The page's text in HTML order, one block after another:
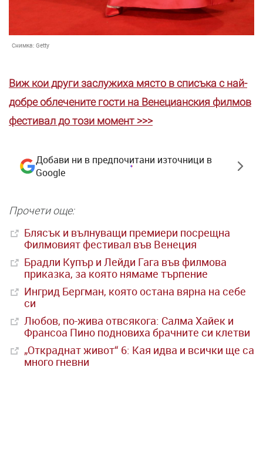
Снимка: Getty
Виж кои други заслужиха място в списъка с най-
добре облечените гости на Венецианския филмов
фестивал до този момент >>>
Добави ни в предпочитани източници в
Google
Прочети още:
Блясък и вълнуващи премиери посрещна
Филмовият фестивал във Венеция
Брадли Купър и Лейди Гага във филмова
приказка, за която нямаме търпение
Ингрид Бергман, която остана вярна на себе
си
Любов, по-жива отвсякога: Салма Хайек и
Франсоа Пино подновиха брачните си клетви
„Откраднат живот“ 6: Кая идва и всички ще са
много гневни